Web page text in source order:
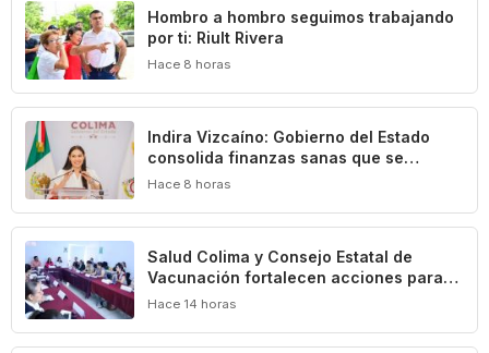
Hombro a hombro seguimos trabajando
por ti: Riult Rivera
Hace 8 horas
Indira Vizcaíno: Gobierno del Estado
consolida finanzas sanas que se
traducen en beneficios para las y los
Hace 8 horas
Salud Colima y Consejo Estatal de
Vacunación fortalecen acciones para
prevenir la tuberculosis
Hace 14 horas